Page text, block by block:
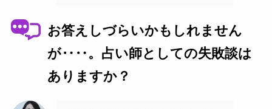
お答えしづらいかもしれません
が‥‥。占い師としての失敗談は
ありますか？